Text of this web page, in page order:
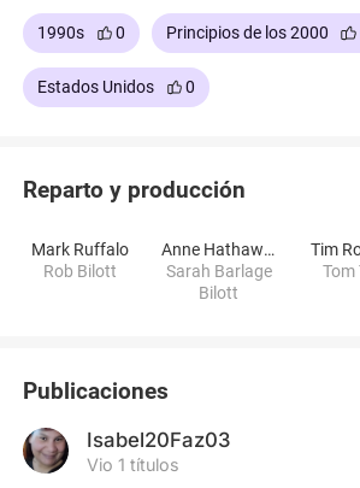
1990s 0 Principios de los 2000
Estados Unidos 0
Reparto y producción
Mark Ruffalo
Rob Bilott
Anne Hathaway
Sarah Barlage
Bilott
Tim
Tom
Publicaciones
Isabel20Faz03
Vio 1 títulos